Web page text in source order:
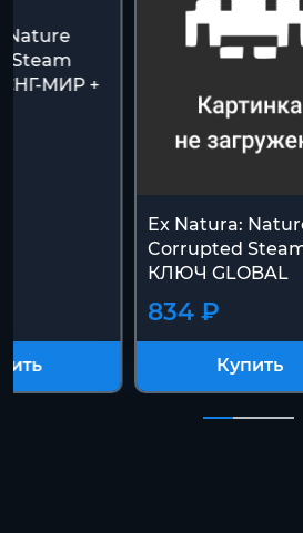
Nature
МИР +
Ex Natura:
Corrupted
КЛЮЧ GLOBAL
834 ₽
Купить